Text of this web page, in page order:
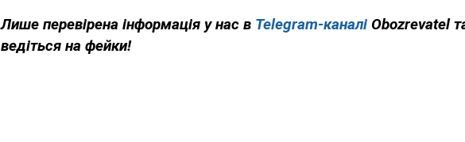
Лише перевірена інформація у нас в Telegram-каналі Obozrevatel
ведіться на фейки!